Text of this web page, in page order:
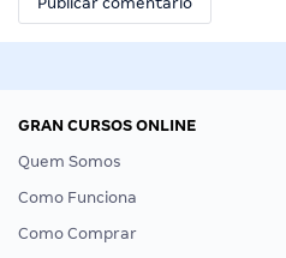
GRAN CURSOS ONLINE
Quem Somos
Como Funciona
Como Comprar